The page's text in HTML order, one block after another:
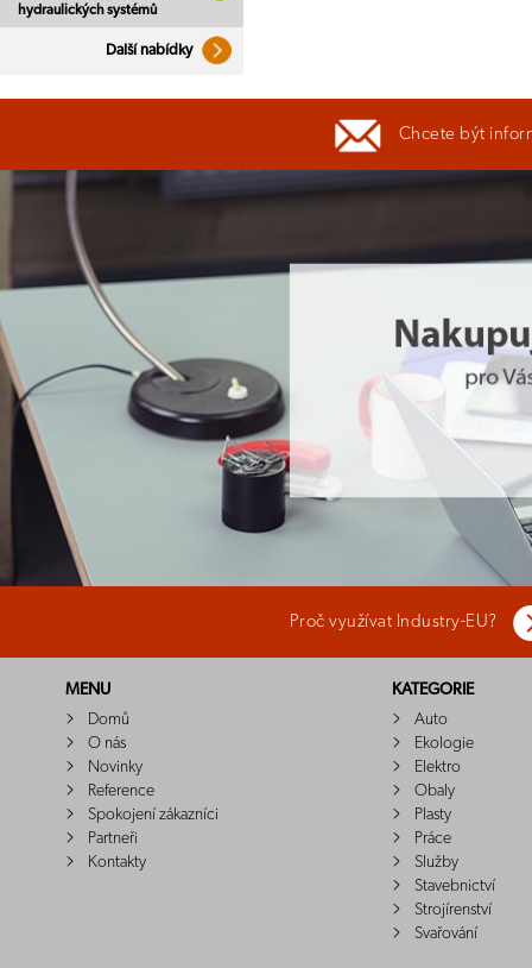
hydraulických systémů
Další nabídky
Chcete být
Proč využívat Industry-EU?
MENU
Domů
O nás
Novinky
Reference
Spokojení zákazníci
Partneři
Kontakty
KATEGORIE
Auto
Ekologie
Elektro
Obaly
Plasty
Práce
Služby
Stavebnictví
Strojírenství
Svařování